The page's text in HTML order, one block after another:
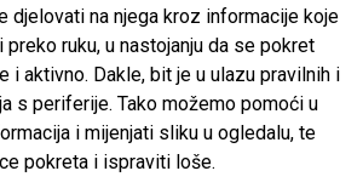
djelovati na njega kroz informacije koje
ruku, u nastojanju da se pokret
i aktivno. Dakle, bit je u ulazu pravilnih i
s periferije. Tako možemo pomoći u
i mijenjati sliku u ogledalu, te
pokreta i ispraviti loše.